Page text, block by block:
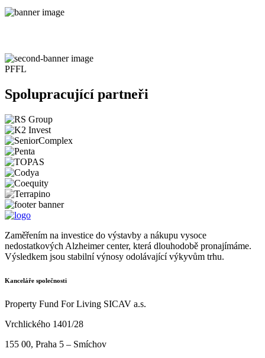
PFFL
Spolupracující partneři
Zaměřením na investice do výstavby a nákupu vysoce
nedostatkových Alzheimer center, která dlouhodobě pronajímáme.
Výsledkem jsou stabilní výnosy odolávající výkyvům trhu.
Kanceláře společnosti
Property Fund For Living SICAV a.s.
Vrchlického 1401/28
155 00, Praha 5 – Smíchov